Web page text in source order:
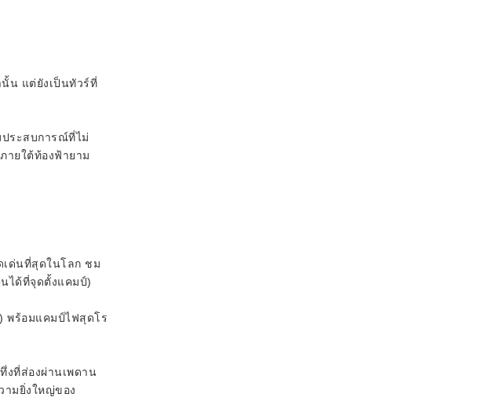
นั้น แต่ยังเป็นทัวร์ที่
ระสบการณ์ที่ไม่
ายใต้ท้องฟ้ายาม
ด่นที่สุดในโลก ชม
ได้ที่จุดตั้งแคมป์)
พร้อมแคมป์ไฟสุดโร
งที่ส่องผ่านเพดาน
ามยิ่งใหญ่ของ